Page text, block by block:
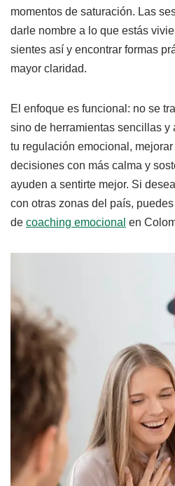
momentos de saturación. Las
darle nombre a lo que estás
sientes así y encontrar formas
mayor claridad.
El enfoque es funcional: no se
sino de herramientas sencillas y
tu regulación emocional,
decisiones con más calma y
ayuden a sentirte mejor. Si
con otras zonas del país,
de coaching emocional en